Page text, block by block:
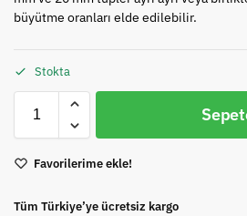
büyütme oranları elde edilebilir.
Stokta
Favorilerime ekle!
Tüm Türkiye’ye ücretsiz kargo